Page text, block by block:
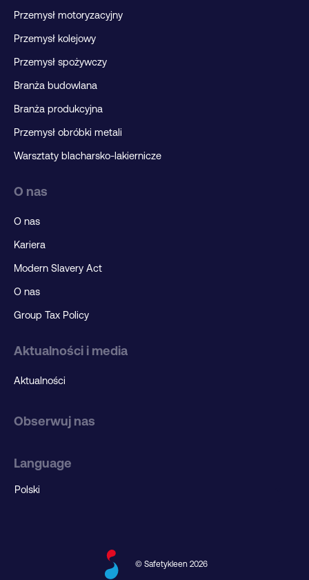
Przemysł motoryzacyjny
Przemysł kolejowy
Przemysł spożywczy
Branża budowlana
Branża produkcyjna
Przemysł obróbki metali
Warsztaty blacharsko-lakiernicze
O nas
O nas
Kariera
Modern Slavery Act
O nas
Group Tax Policy
Aktualności i media
Aktualności
Obserwuj nas
Language
© Safetykleen 2026